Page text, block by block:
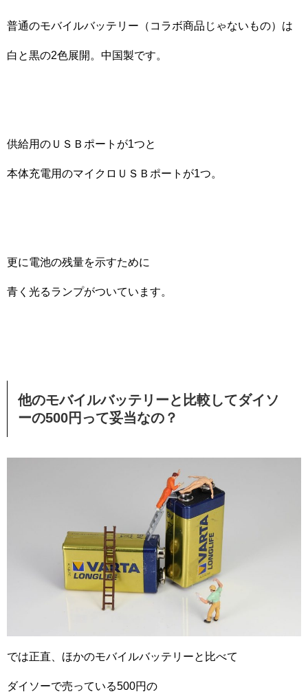
普通のモバイルバッテリー（コラボ商品じゃないもの）は
白と黒の2色展開。中国製です。
供給用のＵＳＢポートが1つと
本体充電用のマイクロＵＳＢポートが1つ。
更に電池の残量を示すために
青く光るランプがついています。
他のモバイルバッテリーと比較してダイソ
ーの500円って妥当なの？
では正直、ほかのモバイルバッテリーと比べて
ダイソーで売っている500円の